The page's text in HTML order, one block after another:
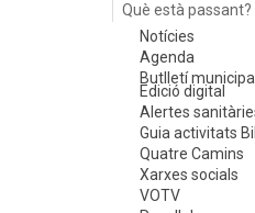
Què està passant?
Notícies
Agenda
Butlletí
Edició digital
Alertes
Guia activitats
Quatre Camins
Xarxes socials
VOTV